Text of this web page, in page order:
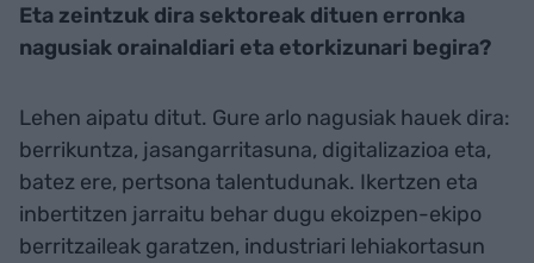
Eta zeintzuk dira sektoreak dituen erronka
nagusiak orainaldiari eta etorkizunari begira?
Lehen aipatu ditut. Gure arlo nagusiak hauek dira:
berrikuntza, jasangarritasuna, digitalizazioa eta,
batez ere, pertsona talentudunak. Ikertzen eta
inbertitzen jarraitu behar dugu ekoizpen-ekipo
berritzaileak garatzen, industriari lehiakortasun